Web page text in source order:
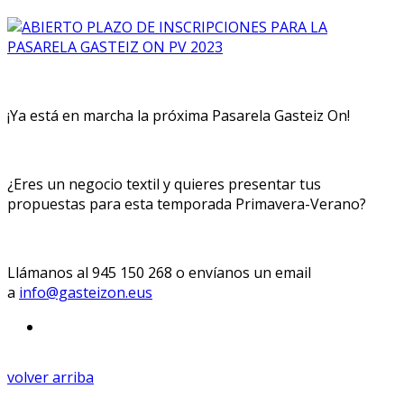
¡Ya está en marcha la próxima Pasarela Gasteiz On!
¿Eres un negocio textil y quieres presentar tus
propuestas para esta temporada Primavera-Verano?
Llámanos al 945 150 268 o envíanos un email
a info@gasteizon.eus
volver arriba